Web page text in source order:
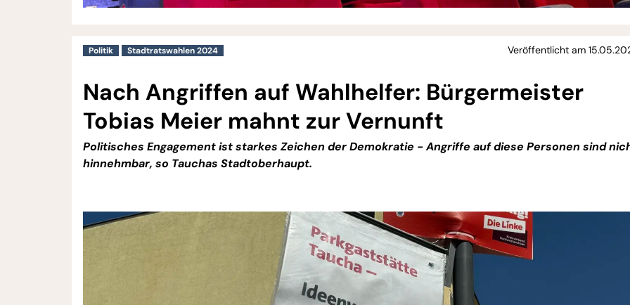
Politik Stadtratswahlen 2024 Veröffentlicht am
Nach Angriffen auf Wahlhelfer: Bürgermeister
Tobias Meier mahnt zur Vernunft
Politisches Engagement ist starkes Zeichen der Demokratie - Angriffe auf diese Personen sind
hinnehmbar, so Tauchas Stadtoberhaupt.